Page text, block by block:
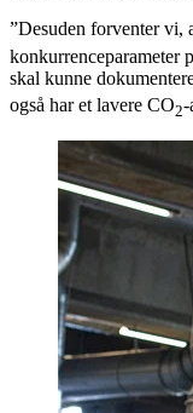
”Desuden forventer vi,
konkurrenceparameter
skal kunne
også har et lavere CO2-